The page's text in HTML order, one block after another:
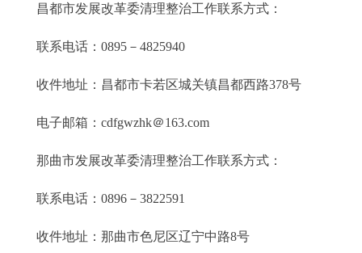
昌都市发展改革委清理整治工作联系方式：
联系电话：0895－4825940
收件地址：昌都市卡若区城关镇昌都西路378号
电子邮箱：cdfgwzhk＠163.com
那曲市发展改革委清理整治工作联系方式：
联系电话：0896－3822591
收件地址：那曲市色尼区辽宁中路8号